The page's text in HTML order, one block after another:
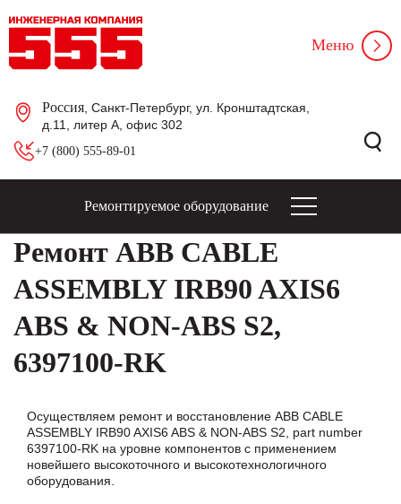
Россия , Санкт-Петербург, ул. Кронштадтская,
д.11, литер А, офис 302
+7 (800) 555-89-01
Меню
Ремонтируемое оборудование
Ремонт ABB CABLE
ASSEMBLY IRB90 AXIS6
ABS & NON-ABS S2,
6397100-RK
Осуществляем ремонт и восстановление ABB CABLE
ASSEMBLY IRB90 AXIS6 ABS & NON-ABS S2, part number
6397100-RK на уровне компонентов с применением
новейшего высокоточного и высокотехнологичного
оборудования.